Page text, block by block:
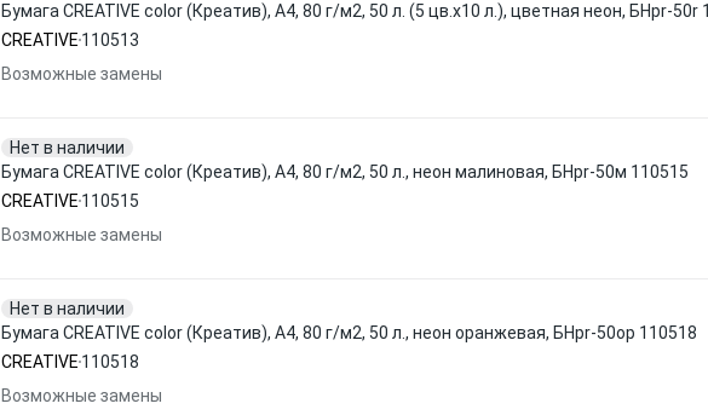
Бумага CREATIVE color (Креатив), А4, 80 г/м2, 50 л. (5 цв.х10 л.), цветная неон, БНpr-50r
CREATIVE 110513
Возможные замены
Нет в наличии
Бумага CREATIVE color (Креатив), А4, 80 г/м2, 50 л., неон малиновая, БНpr-50м 110515
CREATIVE 110515
Возможные замены
Нет в наличии
Бумага CREATIVE color (Креатив), А4, 80 г/м2, 50 л., неон оранжевая, БНpr-50ор 110518
CREATIVE 110518
Возможные замены